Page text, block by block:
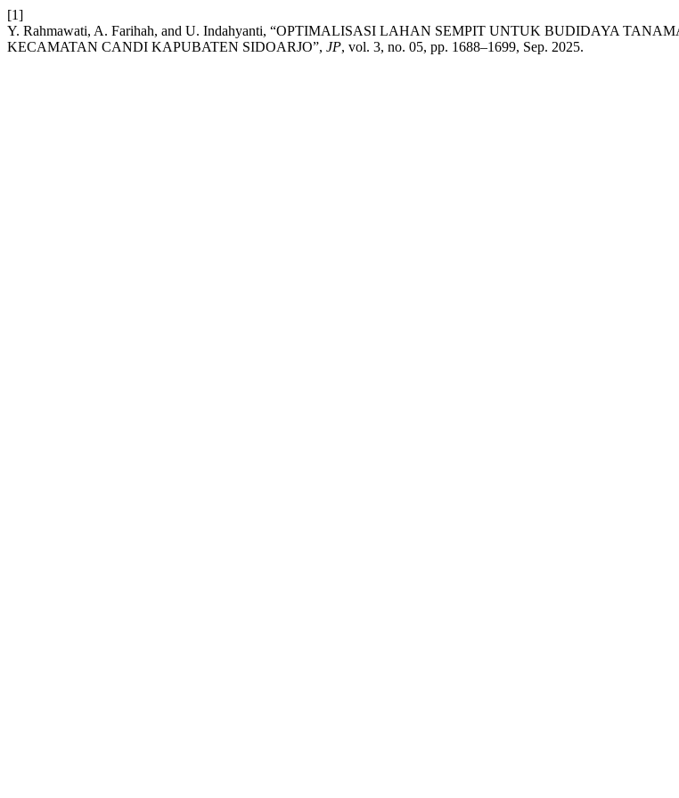
[1]
Y. Rahmawati, A. Farihah, and U. Indahyanti, “OPTIMALISASI LAHAN SEMPIT UNTUK BUDIDAYA
KECAMATAN CANDI KAPUBATEN SIDOARJO”, JP, vol. 3, no. 05, pp. 1688–1699, Sep. 2025.